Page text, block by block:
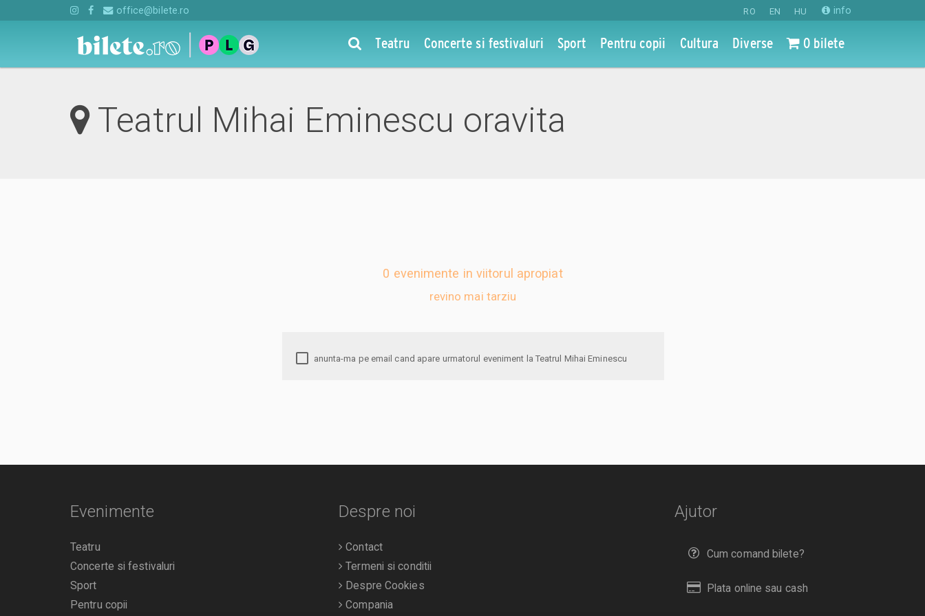
RO EN HU info
office@bilete.ro
Teatru Concerte si festivaluri Sport Pentru copii Cultura Diverse 0 bilete
Teatrul Mihai Eminescu oravita
0 evenimente in viitorul apropiat
revino mai tarziu
anunta-ma pe email cand apare urmatorul eveniment la Teatrul Mihai Eminescu
Ajutor
Cum comand bilete?
Plata online sau cash
Evenimente
Teatru
Concerte si festivaluri
Sport
Pentru copii
Despre noi
Contact
Termeni si conditii
Despre Cookies
Compania